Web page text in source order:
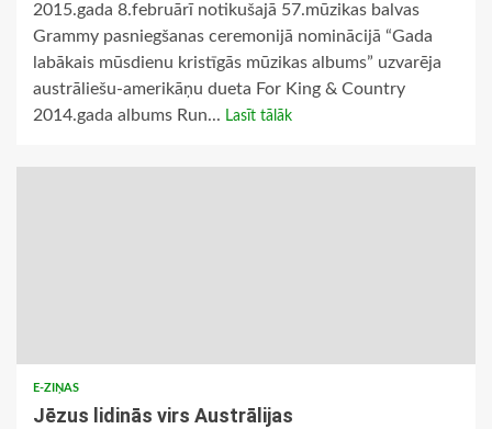
2015.gada 8.februārī notikušajā 57.mūzikas balvas
Grammy pasniegšanas ceremonijā nominācijā “Gada
labākais mūsdienu kristīgās mūzikas albums” uzvarēja
austrāliešu-amerikāņu dueta For King & Country
2014.gada albums Run... Lasīt tālāk
E-ZIŅAS
Jēzus lidinās virs Austrālijas